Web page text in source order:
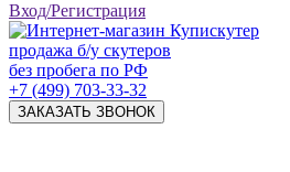
Вход/Регистрация
продажа б/у скутеров
без пробега по РФ
+7 (499) 703-33-32
ЗАКАЗАТЬ ЗВОНОК